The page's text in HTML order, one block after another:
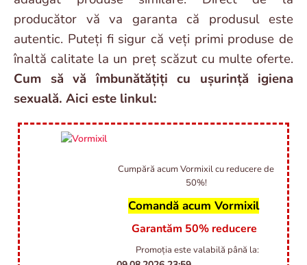
producător vă va garanta că produsul este
autentic. Puteți fi sigur că veți primi produse de
înaltă calitate la un preț scăzut cu multe oferte.
Cum să vă îmbunătățiți cu ușurință igiena
sexuală. Aici este linkul:
Cumpără acum Vormixil cu reducere de
50%!
Comandă acum Vormixil
Garantăm 50% reducere
Promoția este valabilă până la: